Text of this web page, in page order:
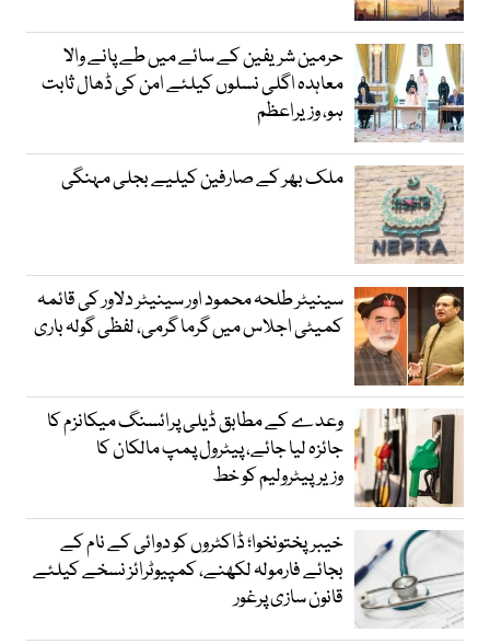
حرمین شریفین کے سائے میں طے پانے والا
معاہدہ اگلی نسلوں کیلئے امن کی ڈھال ثابت
ہو، وزیراعظم
ملک بھر کے صارفین کیلیے بجلی مہنگی
سینیٹر طلحہ محمود اور سینیٹر دلاور کی قائمہ
کمیٹی اجلاس میں گرما گرمی، لفظی گولہ باری
وعدے کے مطابق ڈیلی پرائسنگ میکانزم کا
جائزہ لیا جائے، پیٹرول پمپ مالکان کا
وزیرپیٹرولیم کو خط
خیبرپختونخوا؛ ڈاکٹروں کو دوائی کے نام کے
بجائے فارمولہ لکھنے، کمپیوٹرائز نسخے کیلئے
قانون سازی پرغور